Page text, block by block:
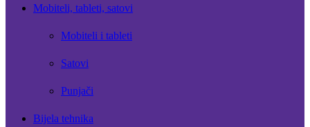
Mobiteli, tableti, satovi
Mobiteli i tableti
Satovi
Punjači
Bijela tehnika